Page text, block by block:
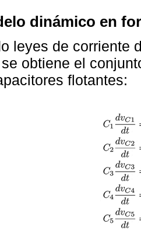
dinámico en
leyes de corriente
se obtiene el
flotantes: